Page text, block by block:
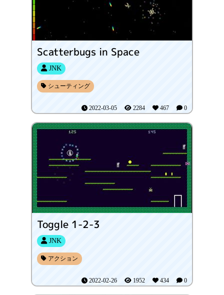
Scatterbugs in Space
JNK
シューティング
2022-03-05 2284 467 0
Toggle 1-2-3
JNK
アクション
2022-02-26 1952 434 0